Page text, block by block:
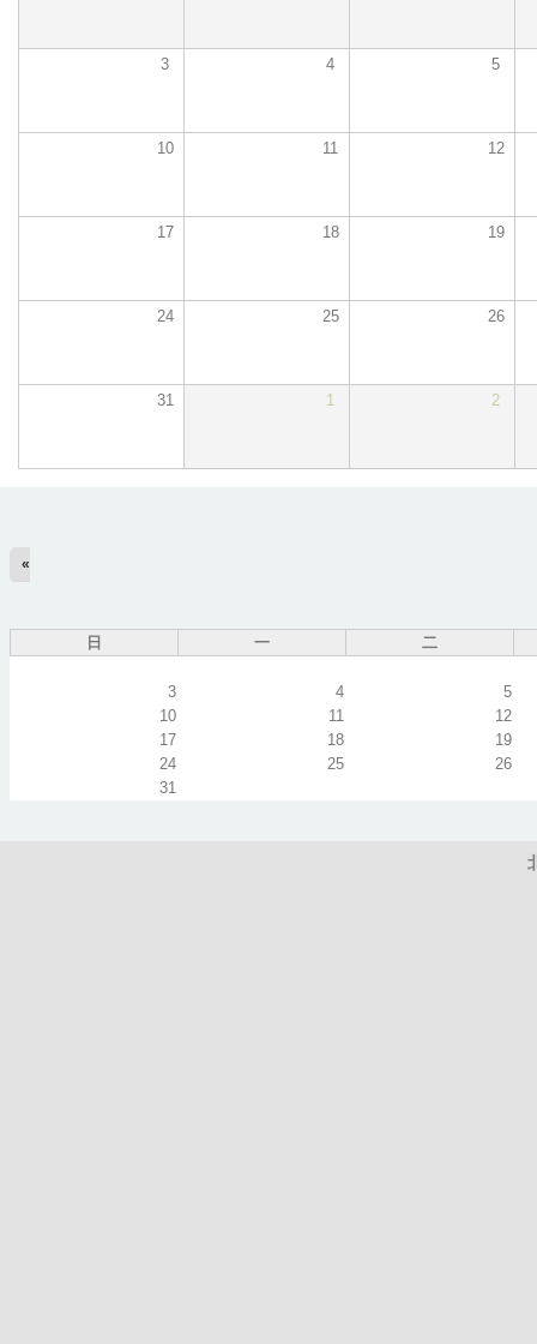
3 4 5
10 11 12
17 18 19
24 25 26
31 1 2
«
日 一 二
3 4
5
10
11
12
17
18
19
24
25
26
31